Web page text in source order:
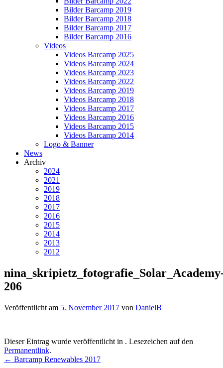
Bilder Barcamp 2019
Bilder Barcamp 2018
Bilder Barcamp 2017
Bilder Barcamp 2016
Videos
Videos Barcamp 2025
Videos Barcamp 2024
Videos Barcamp 2023
Videos Barcamp 2022
Videos Barcamp 2019
Videos Barcamp 2018
Videos Barcamp 2017
Videos Barcamp 2016
Videos Barcamp 2015
Videos Barcamp 2014
Logo & Banner
News
Archiv
2024
2021
2019
2018
2017
2016
2015
2014
2013
2012
206
Veröffentlicht am 5. November 2017 von DanielB
Dieser Eintrag wurde veröffentlicht in . Lesezeichen auf den
Permanentlink.
Beitragsnavigation
← Barcamp Renewables 2017